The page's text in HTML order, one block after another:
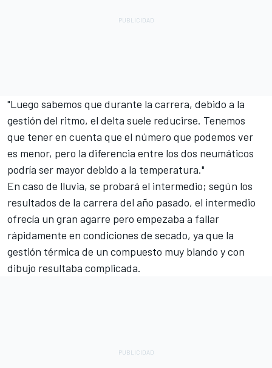
"Luego sabemos que durante la carrera, debido a la
gestión del ritmo, el delta suele reducirse. Tenemos
que tener en cuenta que el número que podemos ver
es menor, pero la diferencia entre los dos neumáticos
podría ser mayor debido a la temperatura."
En caso de lluvia, se probará el intermedio; según los
resultados de la carrera del año pasado, el intermedio
ofrecía un gran agarre pero empezaba a fallar
rápidamente en condiciones de secado, ya que la
gestión térmica de un compuesto muy blando y con
dibujo resultaba complicada.